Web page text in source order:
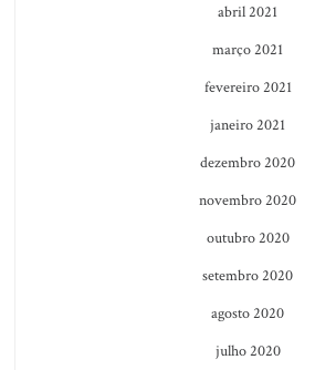
abril 2021
março 2021
fevereiro 2021
janeiro 2021
dezembro 2020
novembro 2020
outubro 2020
setembro 2020
agosto 2020
julho 2020